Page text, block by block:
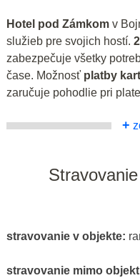
Hotel pod Zámkom v
služieb pre svojich hostí.
zabezpečuje všetky
čase. Možnosť platby
zaručuje pohodlie pri
+
stravovanie v objekte:
stravovanie mimo